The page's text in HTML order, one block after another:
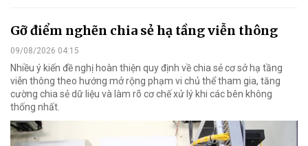
Gỡ điểm nghẽn chia sẻ hạ tầng viễn thông
09/08/2026 04:15
Nhiều ý kiến đề nghị hoàn thiện quy định về chia sẻ cơ sở hạ tầng
viễn thông theo hướng mở rộng phạm vi chủ thể tham gia, tăng
cường chia sẻ dữ liệu và làm rõ cơ chế xử lý khi các bên không
thống nhất.